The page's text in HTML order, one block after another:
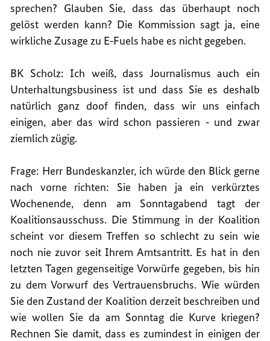
sprechen? Glauben Sie, dass das überhaupt noch
gelöst werden kann? Die Kommission sagt ja, eine
wirkliche Zusage zu E‑Fuels habe es nicht gegeben.
BK Scholz: Ich weiß, dass Journalismus auch ein
Unterhaltungsbusiness ist und dass Sie es deshalb
natürlich ganz doof finden, dass wir uns einfach
einigen, aber das wird schon passieren ‑ und zwar
ziemlich zügig.
Frage: Herr Bundeskanzler, ich würde den Blick gerne
nach vorne richten: Sie haben ja ein verkürztes
Wochenende, denn am Sonntagabend tagt der
Koalitionsausschuss. Die Stimmung in der Koalition
scheint vor diesem Treffen so schlecht zu sein wie
noch nie zuvor seit Ihrem Amtsantritt. Es hat in den
letzten Tagen gegenseitige Vorwürfe gegeben, bis hin
zu dem Vorwurf des Vertrauensbruchs. Wie würden
Sie den Zustand der Koalition derzeit beschreiben und
wie wollen Sie da am Sonntag die Kurve kriegen?
Rechnen Sie damit, dass es zumindest in einigen der